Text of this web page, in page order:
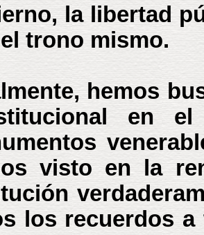
la libertad
trono mismo.
hemos
en
visto en la
los recuerdos a